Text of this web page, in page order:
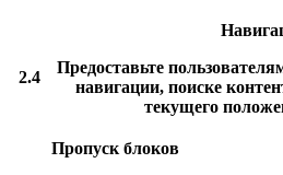
2.4
Предоставьте
навигации, поиске
текущего
Пропуск блоков